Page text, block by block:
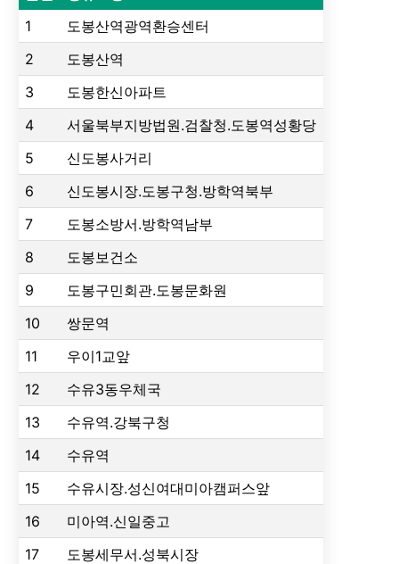
1
도봉산역광역환승센터
2
도봉산역
3
도봉한신아파트
4
서울북부지방법원.검찰청.도봉역성황당
5
신도봉사거리
6
신도봉시장.도봉구청.방학역북부
7
도봉소방서.방학역남부
8
도봉보건소
9
도봉구민회관.도봉문화원
10
쌍문역
11
우이1교앞
12
수유3동우체국
13
수유역.강북구청
14
수유역
15
수유시장.성신여대미아캠퍼스앞
16
미아역.신일중고
17
도봉세무서.성북시장